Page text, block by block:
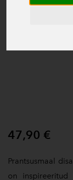
47,90 €
Prantsusmaal
on